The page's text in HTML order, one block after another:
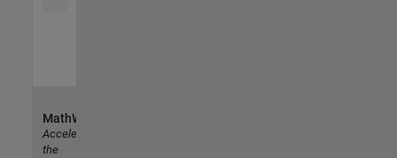
MathWorks
Accelerating
the